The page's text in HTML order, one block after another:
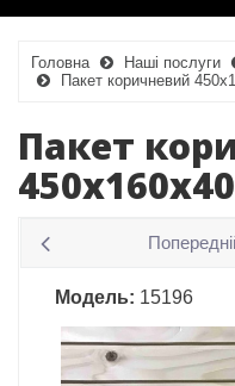
Головна Наші послуги
Пакет коричневий
Пакет
Модель: 15196